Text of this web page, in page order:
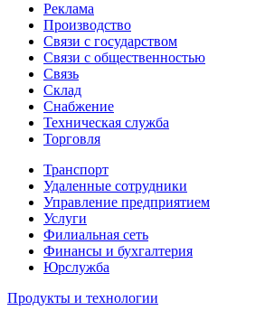
Реклама
Производство
Связи с государством
Связи с общественностью
Связь
Склад
Снабжение
Техническая служба
Торговля
Транспорт
Удаленные сотрудники
Управление предприятием
Услуги
Филиальная сеть
Финансы и бухгалтерия
Юрслужба
Продукты и технологии